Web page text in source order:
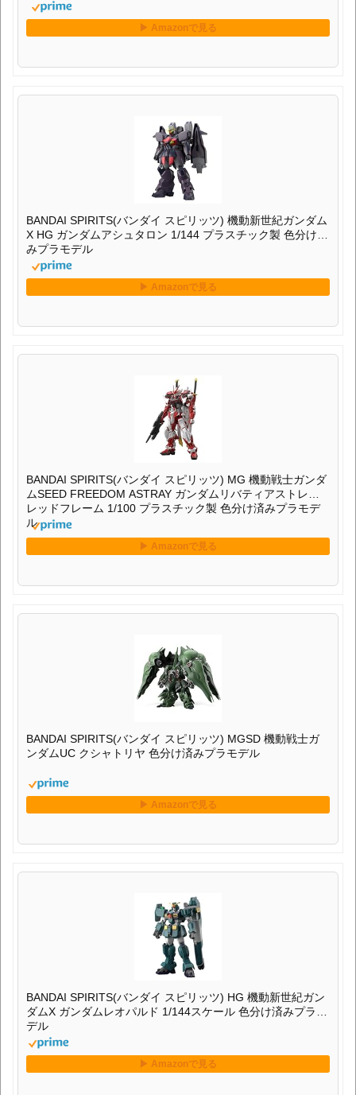
BANDAI SPIRITS(バンダイ スピリッツ) 機動新世紀ガンダム
X HG ガンダムアシュタロン 1/144 プラスチック製 色分け済
みプラモデル
BANDAI SPIRITS(バンダイ スピリッツ) MG 機動戦士ガンダ
ムSEED FREEDOM ASTRAY ガンダムリバティアストレイ
レッドフレーム 1/100 プラスチック製 色分け済みプラモデ
ル
BANDAI SPIRITS(バンダイ スピリッツ) MGSD 機動戦士ガ
ンダムUC クシャトリヤ 色分け済みプラモデル
BANDAI SPIRITS(バンダイ スピリッツ) HG 機動新世紀ガン
ダムX ガンダムレオパルド 1/144スケール 色分け済みプラモ
デル